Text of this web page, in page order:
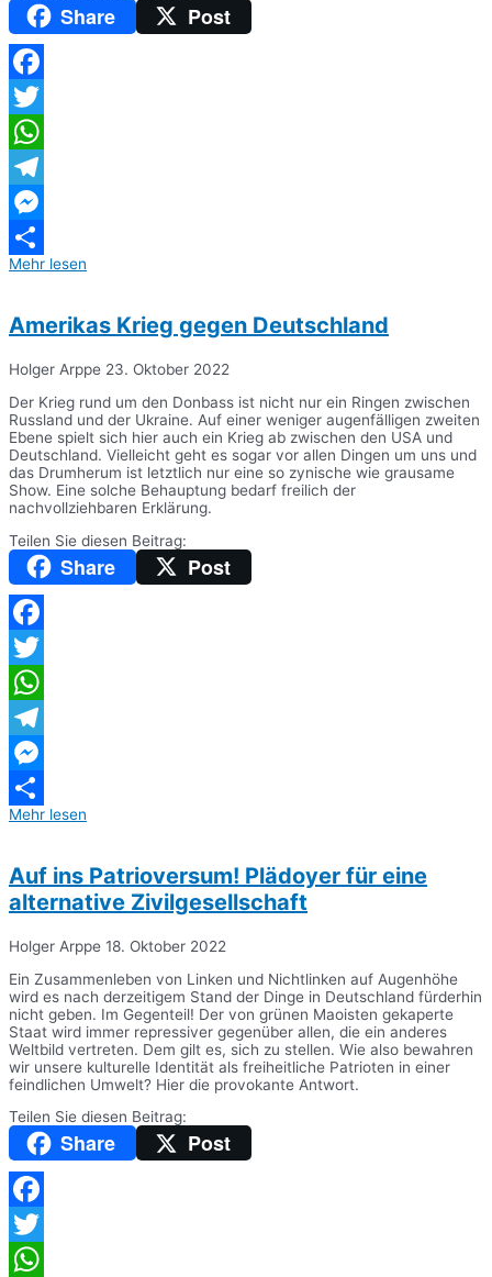
Share Post
Facebook
Twitter
WhatsApp
Telegram
Messenger
Teilen
Mehr lesen
Amerikas Krieg gegen Deutschland
Holger Arppe 23. Oktober 2022
Der Krieg rund um den Donbass ist nicht nur ein Ringen zwischen
Russland und der Ukraine. Auf einer weniger augenfälligen zweiten
Ebene spielt sich hier auch ein Krieg ab zwischen den USA und
Deutschland. Vielleicht geht es sogar vor allen Dingen um uns und
das Drumherum ist letztlich nur eine so zynische wie grausame
Show. Eine solche Behauptung bedarf freilich der
nachvollziehbaren Erklärung.
Teilen Sie diesen Beitrag:
Share Post
Facebook
Twitter
WhatsApp
Telegram
Messenger
Teilen
Mehr lesen
Auf ins Patrioversum! Plädoyer für eine
alternative Zivilgesellschaft
Holger Arppe 18. Oktober 2022
Ein Zusammenleben von Linken und Nichtlinken auf Augenhöhe
wird es nach derzeitigem Stand der Dinge in Deutschland fürderhin
nicht geben. Im Gegenteil! Der von grünen Maoisten gekaperte
Staat wird immer repressiver gegenüber allen, die ein anderes
Weltbild vertreten. Dem gilt es, sich zu stellen. Wie also bewahren
wir unsere kulturelle Identität als freiheitliche Patrioten in einer
feindlichen Umwelt? Hier die provokante Antwort.
Teilen Sie diesen Beitrag:
Share Post
Facebook
Twitter